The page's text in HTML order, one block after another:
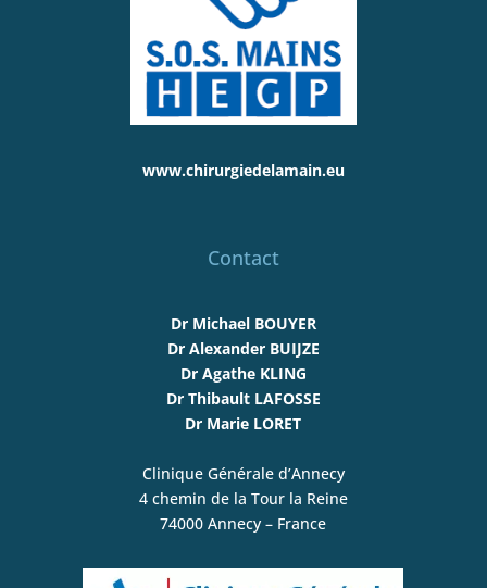
www.chirurgiedelamain.eu
Contact
Dr Michael BOUYER
Dr Alexander BUIJZE
Dr Agathe KLING
Dr Thibault LAFOSSE
Dr Marie LORET
Clinique Générale d’Annecy
4 chemin de la Tour la Reine
74000 Annecy – France